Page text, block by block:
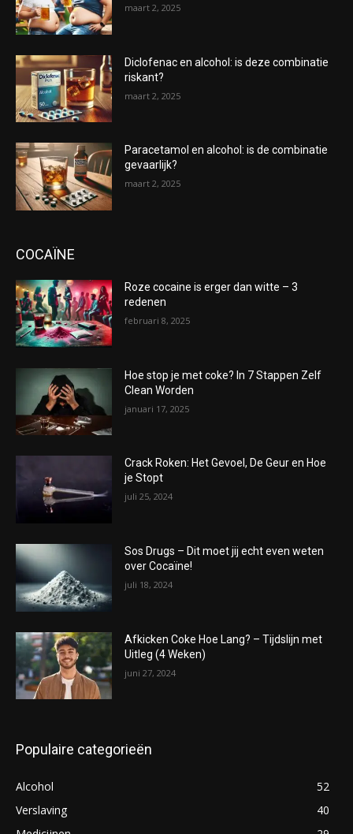
maart 2, 2025
Diclofenac en alcohol: is deze combinatie
riskant?
maart 2, 2025
Paracetamol en alcohol: is de combinatie
gevaarlijk?
maart 2, 2025
COCAÏNE
Roze cocaine is erger dan witte – 3
redenen
februari 8, 2025
Hoe stop je met coke? In 7 Stappen Zelf
Clean Worden
januari 17, 2025
Crack Roken: Het Gevoel, De Geur en Hoe
je Stopt
juli 25, 2024
Sos Drugs – Dit moet jij echt even weten
over Cocaïne!
juli 18, 2024
Afkicken Coke Hoe Lang? – Tijdslijn met
Uitleg (4 Weken)
juni 27, 2024
Populaire categorieën
Alcohol
52
Verslaving
40